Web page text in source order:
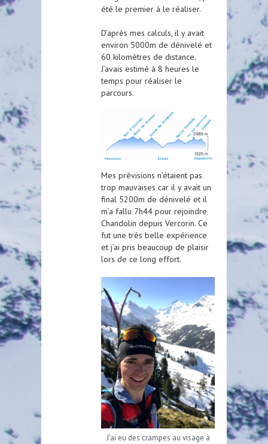
été le premier à le réaliser.
D’après mes calculs, il y avait
environ 5000m de dénivelé et
60 kilomètres de distance.
J’avais estimé à 8 heures le
temps pour réaliser le
parcours.
Mes prévisions n’étaient pas
trop mauvaises car il y avait un
final 5200m de dénivelé et il
m’a fallu 7h44 pour rejoindre
Chandolin depuis Vercorin. Ce
fut une très belle expérience
et j’ai pris beaucoup de plaisir
lors de ce long effort.
J’ai eu des crampes au visage à